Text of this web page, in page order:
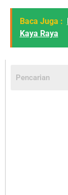
Baca Juga :
Kaya Raya